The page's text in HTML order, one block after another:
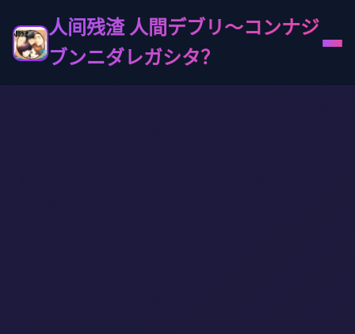
人间残渣 人間デブリ～コンナジ
ブンニダレガシタ？